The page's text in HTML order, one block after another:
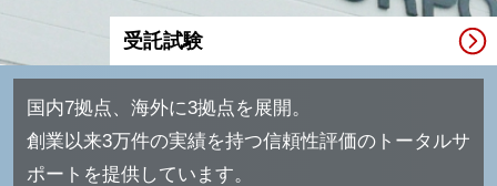
受託試験
国内7拠点、海外に3拠点を展開。
創業以来3万件の実績を持つ信頼性評価のトータルサ
ポートを提供しています。